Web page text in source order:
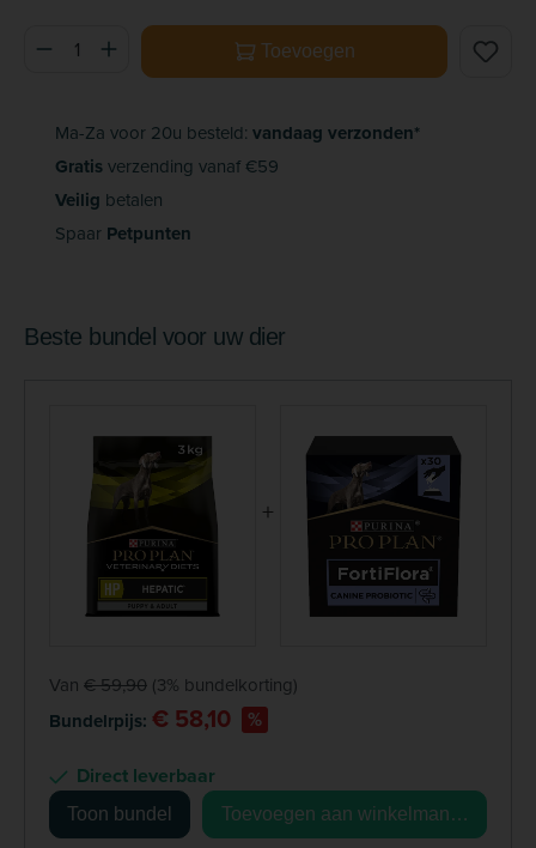
Producthoeveelheid: Voer de gewenste hoeveelheid in of
Toevoegen
Ma-Za voor 20u besteld: vandaag verzonden*
Gratisverzending vanaf €59
Veilig betalen
Spaar Petpunten
Beste bundel voor uw dier
+
Van € 59,90 (3% bundelkorting)
Bundelrpijs: € 58,10 %
Direct leverbaar
Toon bundel Toevoegen aan winkelmandje